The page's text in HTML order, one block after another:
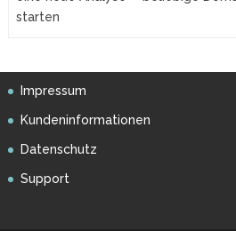
starten
Impressum
Kundeninformationen
Datenschutz
Support